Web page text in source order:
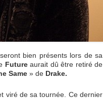
seront bien présents lors de sa
Futureaurait dû être retiré de
Same » de Drake.
viré de sa tournée. Ce dernier